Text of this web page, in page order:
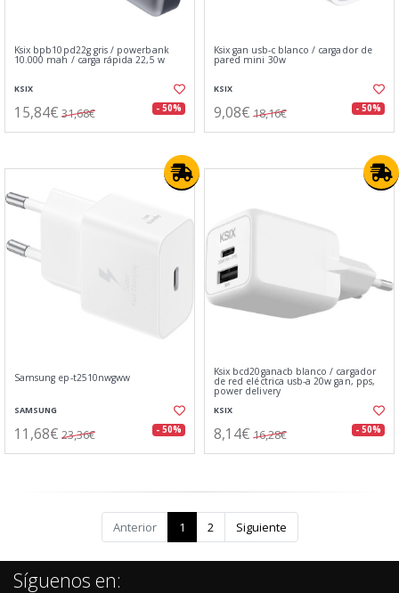
Ksix bpb10pd22g gris / powerbank
10.000 mah / carga rápida 22,5 w
KSIX
15,84€ 31,68€ - 50%
Ksix gan usb-c blanco / cargador de
pared mini 30w
KSIX
9,08€ 18,16€ - 50%
Samsung ep-t2510nwgww
SAMSUNG
11,68€ 23,36€ - 50%
Ksix bcd20ganacb blanco / cargador
de red eléctrica usb-a 20w gan, pps,
power delivery
KSIX
8,14€ 16,28€ - 50%
Anterior 1 2 Siguiente
Síguenos en: